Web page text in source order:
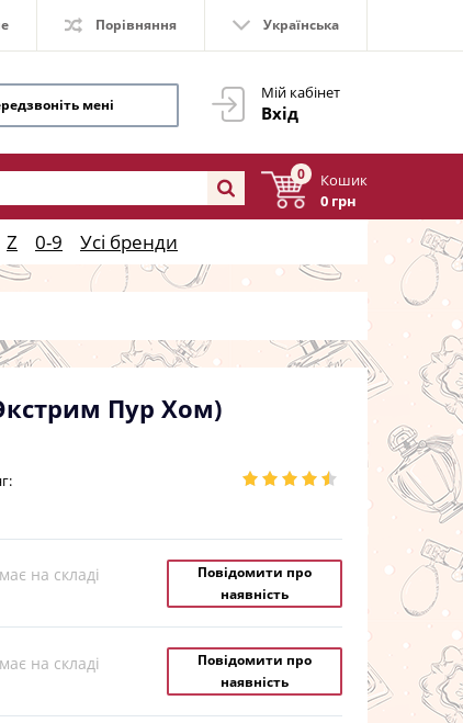
Порівняння Українська
Мій кабінет
Вхід
мені
0
Кошик
0 грн
Z 0-9 Усі бренди
Пур Хом)
на складі
Повідомити про
наявність
на складі
Повідомити про
наявність